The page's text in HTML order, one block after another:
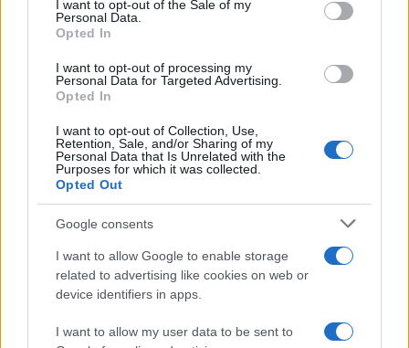
I want to opt-out of the Sale of my
Personal Data.
Opted In
I want to opt-out of processing my
Personal Data for Targeted Advertising.
Opted In
I want to opt-out of Collection, Use,
Retention, Sale, and/or Sharing of my
Personal Data that Is Unrelated with the
Purposes for which it was collected.
Opted Out
Google consents
I want to allow Google to enable storage
related to advertising like cookies on web or
device identifiers in apps.
I want to allow my user data to be sent to
Σχόλια
2000 /2000